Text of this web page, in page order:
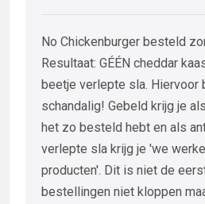
No Chickenburger besteld
Resultaat: GÉÉN cheddar
beetje verlepte sla. Hiervoor
schandalig! Gebeld krijg je
het zo besteld hebt en als
verlepte sla krijg je 'we
producten'. Dit is niet de
bestellingen niet kloppen